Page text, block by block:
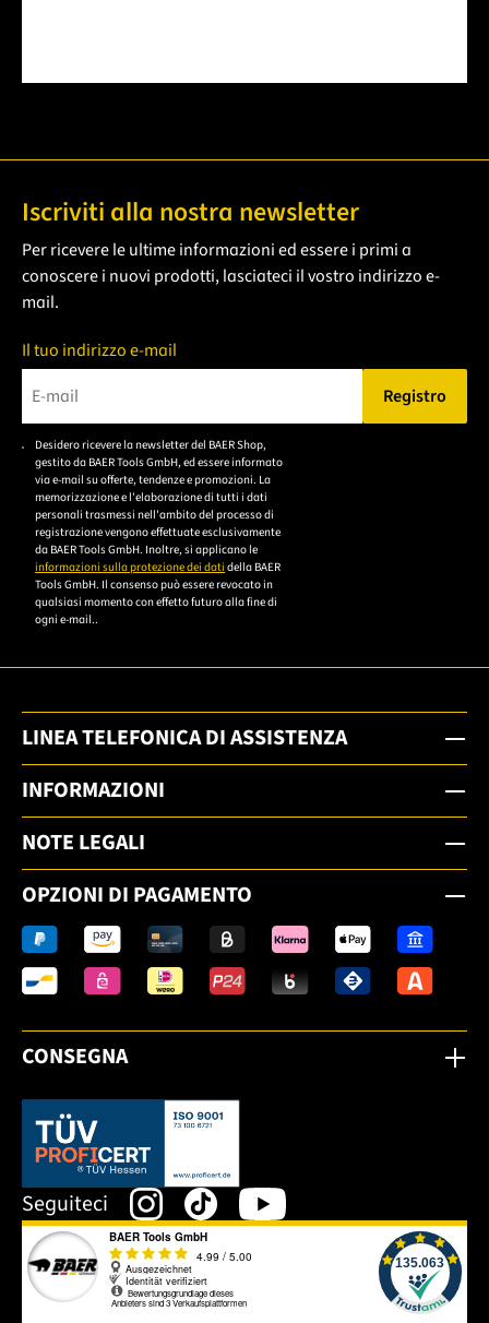
Iscriviti alla nostra newsletter
Per ricevere le ultime informazioni ed essere i primi a
conoscere i nuovi prodotti, lasciateci il vostro indirizzo e-
mail.
Il tuo indirizzo e-mail
Bitte geben Sie eine gültige E-Mail-Adresse ein.
Registro
Desidero ricevere la newsletter del BAER Shop,
gestito da BAER Tools GmbH, ed essere informato
via e-mail su offerte, tendenze e promozioni. La
memorizzazione e l'elaborazione di tutti i dati
personali trasmessi nell'ambito del processo di
registrazione vengono effettuate esclusivamente
da BAER Tools GmbH. Inoltre, si applicano le
informazioni sulla protezione dei dati della BAER
Tools GmbH. Il consenso può essere revocato in
qualsiasi momento con effetto futuro alla fine di
ogni e-mail..
LINEA TELEFONICA DI ASSISTENZA
INFORMAZIONI
NOTE LEGALI
OPZIONI DI PAGAMENTO
CONSEGNA
Dieser Link öffnet sich in einem neuen Tab.
Seguiteci